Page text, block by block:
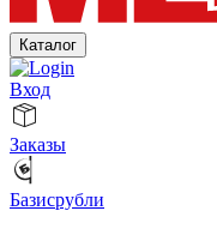
Каталог
Вход
Заказы
Базисрубли